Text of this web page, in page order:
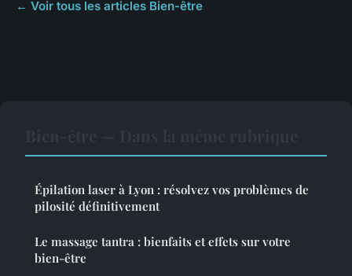
← Voir tous les articles Bien-être
Épilation laser à Lyon : résolvez vos problèmes de
pilosité définitivement
Le massage tantra : bienfaits et effets sur votre
bien-être